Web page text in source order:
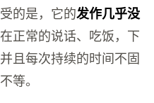
的是，它的发作几乎没
正常的说话、吃饭，下
且每次持续的时间不固
等。